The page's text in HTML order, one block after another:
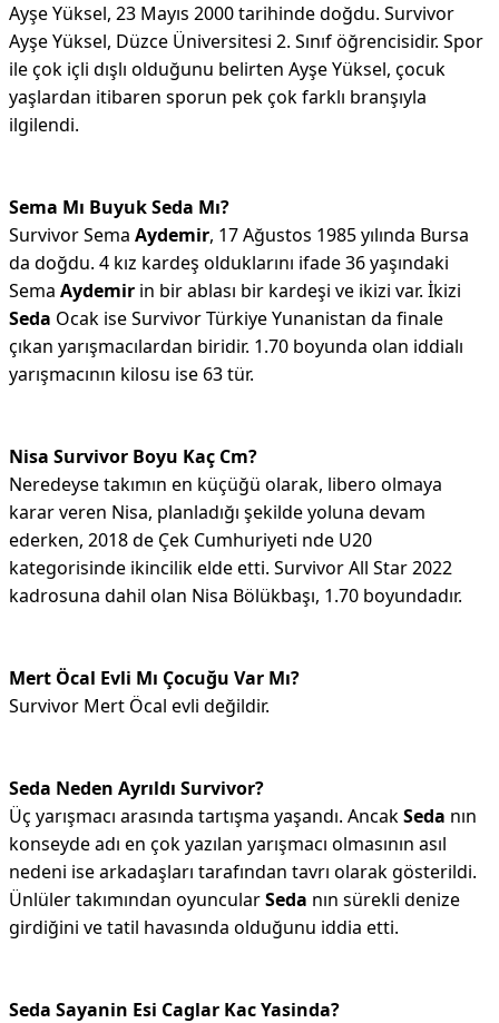
Ayşe Yüksel, 23 Mayıs 2000 tarihinde doğdu. Survivor
Ayşe Yüksel, Düzce Üniversitesi 2. Sınıf öğrencisidir. Spor
ile çok içli dışlı olduğunu belirten Ayşe Yüksel, çocuk
yaşlardan itibaren sporun pek çok farklı branşıyla
ilgilendi.
Sema Mı Buyuk Seda Mı?
Survivor Sema Aydemir, 17 Ağustos 1985 yılında Bursa
da doğdu. 4 kız kardeş olduklarını ifade 36 yaşındaki
Sema Aydemir in bir ablası bir kardeşi ve ikizi var. İkizi
Seda Ocak ise Survivor Türkiye Yunanistan da finale
çıkan yarışmacılardan biridir. 1.70 boyunda olan iddialı
yarışmacının kilosu ise 63 tür.
Nisa Survivor Boyu Kaç Cm?
Neredeyse takımın en küçüğü olarak, libero olmaya
karar veren Nisa, planladığı şekilde yoluna devam
ederken, 2018 de Çek Cumhuriyeti nde U20
kategorisinde ikincilik elde etti. Survivor All Star 2022
kadrosuna dahil olan Nisa Bölükbaşı, 1.70 boyundadır.
Mert Öcal Evli Mı Çocuğu Var Mı?
Survivor Mert Öcal evli değildir.
Seda Neden Ayrıldı Survivor?
Üç yarışmacı arasında tartışma yaşandı. AncakSeda nın
konseyde adı en çok yazılan yarışmacı olmasının asıl
nedeni ise arkadaşları tarafından tavrı olarak gösterildi.
Ünlüler takımından oyuncularSeda nın sürekli denize
girdiğini ve tatil havasında olduğunu iddia etti.
Seda Sayanin Esi Caglar Kac Yasinda?